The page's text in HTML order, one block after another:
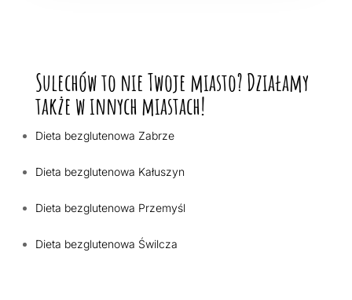
Sulechów to nie Twoje miasto? Działamy
także w innych miastach!
Dieta bezglutenowa Zabrze
Dieta bezglutenowa Kałuszyn
Dieta bezglutenowa Przemyśl
Dieta bezglutenowa Świlcza